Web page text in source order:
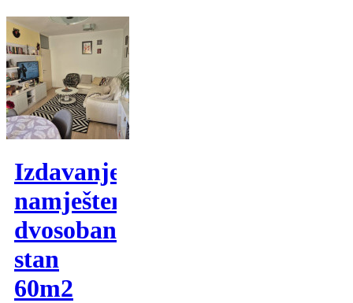
Izdavanje,
namješten
dvosoban
stan
60m2